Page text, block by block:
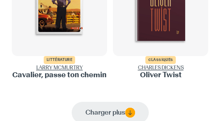
LITTÉRATURE
LARRY MCMURTRY
Cavalier, passe ton chemin
CLASSIQUES
CHARLES DICKENS
Oliver Twist
Charger plus